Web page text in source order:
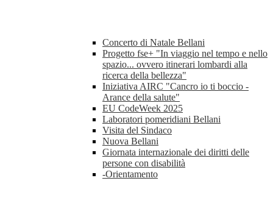
Concerto di Natale Bellani
Progetto fse+ "In viaggio nel tempo e nello
spazio... ovvero itinerari lombardi alla
ricerca della bellezza"
Iniziativa AIRC "Cancro io ti boccio -
Arance della salute"
EU CodeWeek 2025
Laboratori pomeridiani Bellani
Visita del Sindaco
Nuova Bellani
Giornata internazionale dei diritti delle
persone con disabilità
-Orientamento